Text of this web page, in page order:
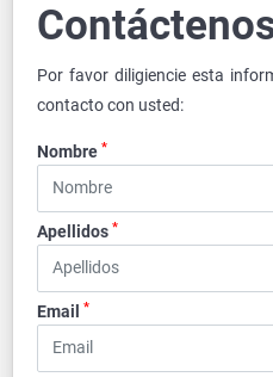
Por favor diligiencie esta
contacto con usted:
Nombre *
Apellidos *
Email *